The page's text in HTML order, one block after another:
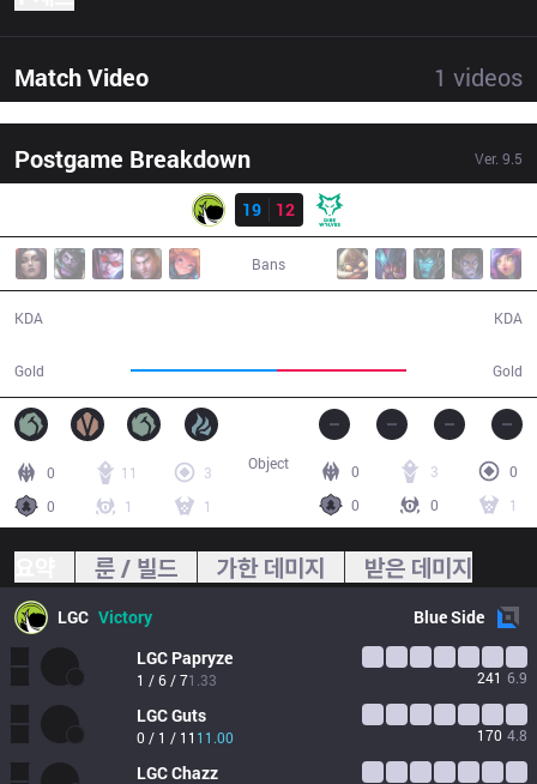
Match Video 1 videos
Postgame Breakdown Ver. 9.5
19
12
Bans
KDA
Gold Gold
KDA
0 11
3
0
1 1
0 3
0
0
0 1
Object
룬 / 빌드 가한 데미지 받은 데미지
LGC Victory BlueSide
LGC Papryze
1 / 6 / 71.33 241 6.9
LGCGuts
0 / 1 / 11 11.00 170 4.8
LGCChazz